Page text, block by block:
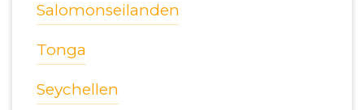
Salomonseilanden
Tonga
Seychellen